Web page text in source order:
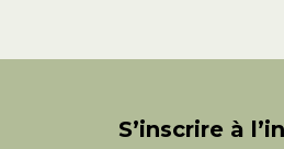
S’inscrire à